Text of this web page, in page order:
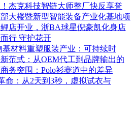
杰克科技智链大师整厂快反享誉
大楼暨新型智能装备产业化基地项
店开业，浙BA球星倪豪凯化身店
行 守护花开
基材料重塑服装产业：可持续时
范式：从OEM代工到品牌输出的
务突围：Polo衫赛道中的差异
命：从2天到3秒，虚拟试衣与